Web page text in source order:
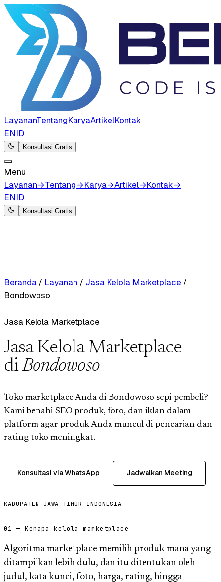
LayananTentangKaryaArtikelKontak
ENID
Konsultasi Gratis
Menu
Layanan→Tentang→Karya→Artikel→Kontak→
ENID
Konsultasi Gratis
Beranda / Layanan / Jasa Kelola Marketplace /
Bondowoso
Jasa Kelola Marketplace
Jasa Kelola Marketplace
diBondowoso
Toko marketplace Anda di Bondowoso sepi pembeli?
Kami benahi SEO produk, foto, dan iklan dalam-
platform agar produk Anda muncul di pencarian dan
rating toko meningkat.
Konsultasi via WhatsApp Jadwalkan Meeting
KABUPATEN · JAWA TIMUR · INDONESIA
01 — Kenapa kelola marketplace
Algoritma marketplace memilih produk mana yang
ditampilkan lebih dulu, dan itu ditentukan oleh
judul, kata kunci, foto, harga, rating, hingga